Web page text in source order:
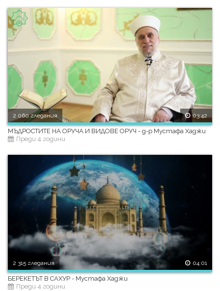
2 060 гледания 03:42
МЪДРОСТИТЕ НА ОРУЧА И ВИДОВЕ ОРУЧ - д-р Мустафа Хаджи
Преди 4 години
2 315 гледания 04:01
БЕРЕКЕТЪТ В САХУР - Мустафа Хаджи
Преди 4 години